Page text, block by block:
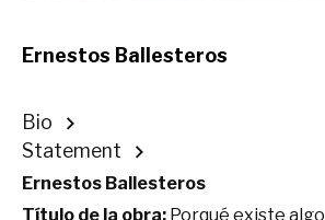
Ernestos Ballesteros
Bio
Statement
Ernestos Ballesteros
Título de la obra: Porqué existe algo